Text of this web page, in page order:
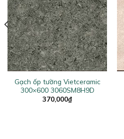
Gạch ốp tường Vietceramic
300×600 3060SM8H9D
370,000₫